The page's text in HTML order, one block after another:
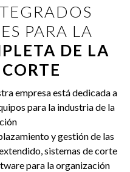
PARA LA
DE LA
empresa está dedicada a
para la industria de la
y gestión de las
sistemas de corte
para la organización